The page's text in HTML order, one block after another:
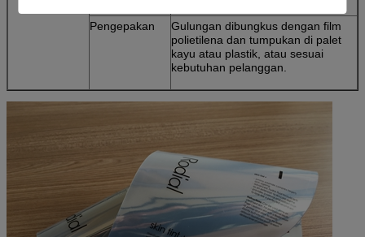
Pengepakan
Gulungan dibungkus dengan film
polietilena dan tumpukan di palet
kayu atau plastik, atau sesuai
kebutuhan pelanggan.